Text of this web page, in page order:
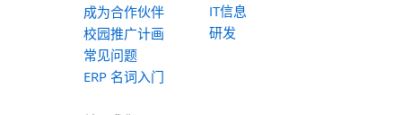
成为合作伙伴
校园推广计画
常见问题
ERP 名词入门
IT信息
研发